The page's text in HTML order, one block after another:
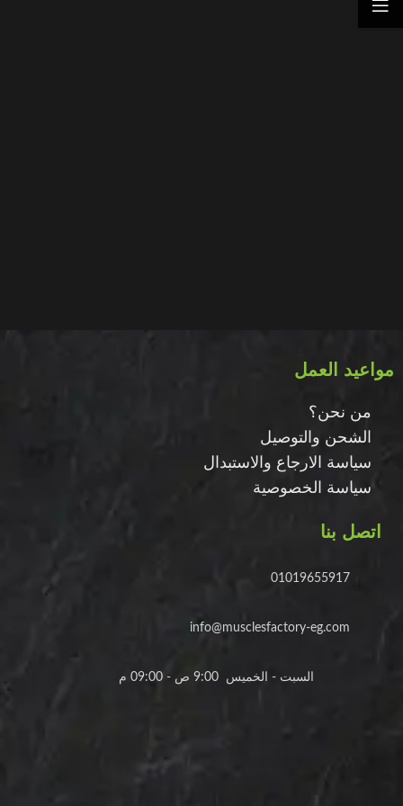
مواعيد العمل
من نحن؟
الشحن والتوصيل
سياسة الارجاع والاستبدال
سياسة الخصوصية
اتصل بنا
01019655917
info@musclesfactory-eg.com
السبت - الخميس 9:00 ص - 09:00 م